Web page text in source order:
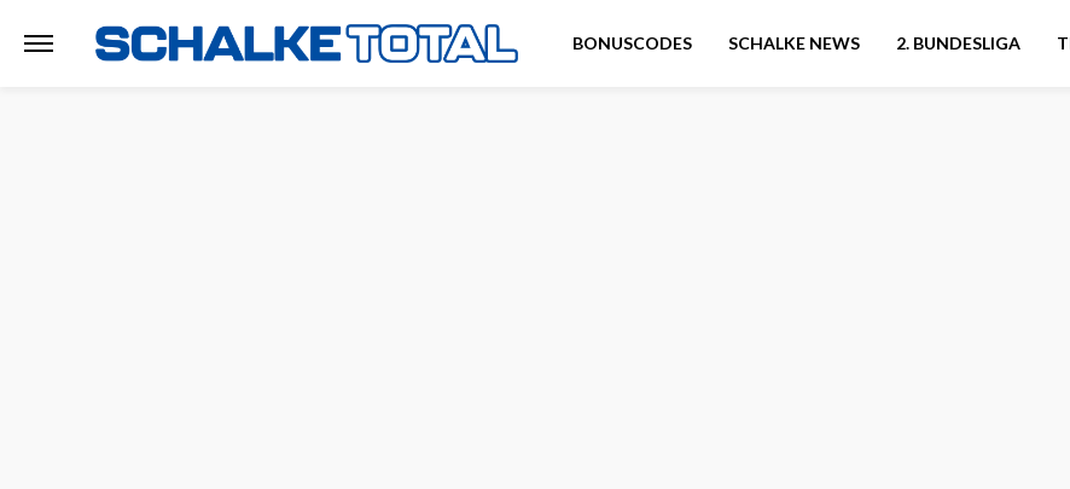
BONUSCODES SCHALKE NEWS 2. BUNDESLIGA